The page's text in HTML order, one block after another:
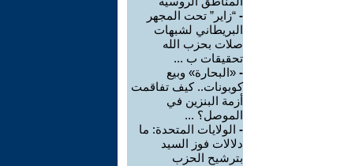
- “زاير” تحت المجهر
البريطاني لشبهات
صلات بحزب الله
تحقيقات ب ...
- «البحارة» وبيع
كوبونات.. كيف تفاقمت
أزمة البنزين في
الموصل؟ ...
- الولايات المتحدة: ما
دلالات فوز السيد
بترشيح الحزب